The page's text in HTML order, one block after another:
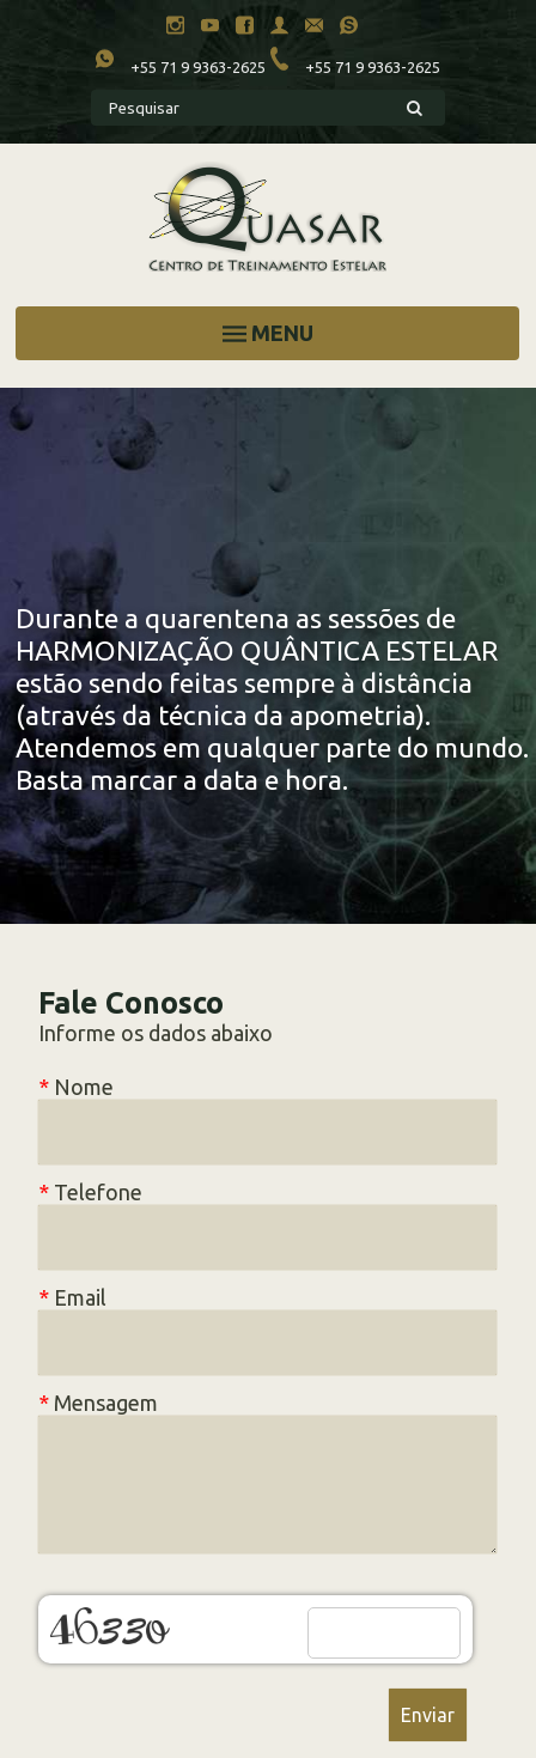
+55 71 9 9363-2625 +55 71 9 9363-2625
MENU
Durante a quarentena as sessões de
HARMONIZAÇÃO QUÂNTICA ESTELAR
estão sendo feitas sempre à distância
(através da técnica da apometria).
Atendemos em qualquer parte do mundo.
Basta marcar a data e hora.
Fale Conosco
Informe os dados abaixo
* Nome
* Telefone
* Email
* Mensagem